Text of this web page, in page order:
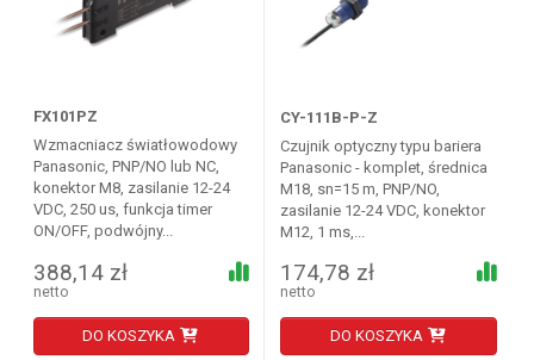
FX101PZ
Wzmacniacz światłowodowy
Panasonic, PNP/NO lub NC,
konektor M8, zasilanie 12-24
VDC, 250 us, funkcja timer
ON/OFF, podwójny...
388,14 zł
netto
DO KOSZYKA
CY-111B-P-Z
Czujnik optyczny typu bariera
Panasonic - komplet, średnica
M18, sn=15 m, PNP/NO,
zasilanie 12-24 VDC, konektor
M12, 1 ms,...
174,78 zł
netto
DO KOSZYKA